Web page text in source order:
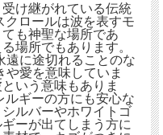
け継がれている伝統
クロールは波を表すモ
も神聖な場所であ
場所でもあります。
遠に途切れることのな
や愛を意味していま
いう意味もありま
ルギーの方にも安心な
ルバーやホワイトゴ
ーが出てしまう方に